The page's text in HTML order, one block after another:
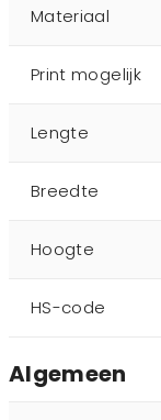
Materiaal
Print mogelijk
Lengte
Breedte
Hoogte
HS-code
Algemeen